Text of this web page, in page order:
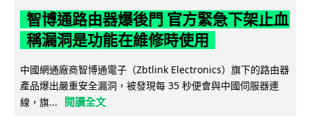
智博通路由器爆後門 官方緊急下架止血
稱漏洞是功能在維修時使用
中國網通廠商智博通電子（Zbtlink Electronics）旗下的路由器
產品爆出嚴重安全漏洞，被發現每 35 秒便會與中國伺服器連
線，旗...
閱讀全文